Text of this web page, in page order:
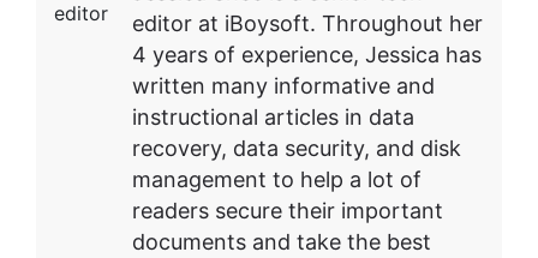
editor at iBoysoft. Throughout her
4 years of experience, Jessica has
written many informative and
instructional articles in data
recovery, data security, and disk
management to help a lot of
readers secure their important
documents and take the best